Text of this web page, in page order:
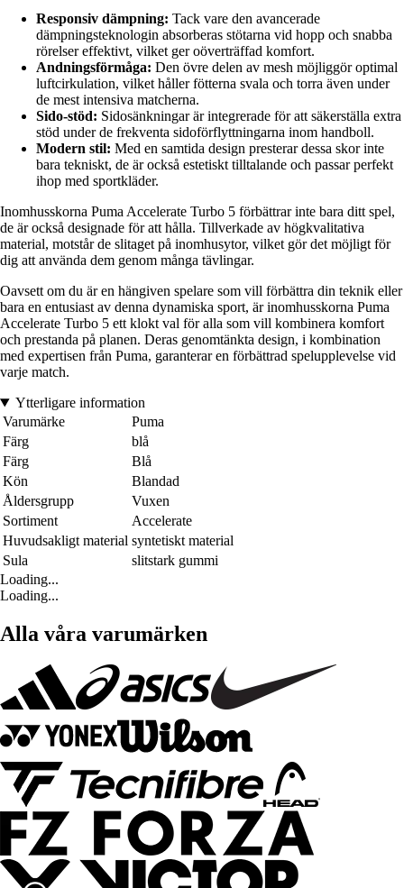
Responsiv dämpning: Tack vare den avancerade
dämpningsteknologin absorberas stötarna vid hopp och snabba
rörelser effektivt, vilket ger oöverträffad komfort.
Andningsförmåga: Den övre delen av mesh möjliggör optimal
luftcirkulation, vilket håller fötterna svala och torra även under
de mest intensiva matcherna.
Sido-stöd: Sidosänkningar är integrerade för att säkerställa extra
stöd under de frekventa sidoförflyttningarna inom handboll.
Modern stil: Med en samtida design presterar dessa skor inte
bara tekniskt, de är också estetiskt tilltalande och passar perfekt
ihop med sportkläder.
Inomhusskorna Puma Accelerate Turbo 5 förbättrar inte bara ditt spel,
de är också designade för att hålla. Tillverkade av högkvalitativa
material, motstår de slitaget på inomhusytor, vilket gör det möjligt för
dig att använda dem genom många tävlingar.
Oavsett om du är en hängiven spelare som vill förbättra din teknik eller
bara en entusiast av denna dynamiska sport, är inomhusskorna Puma
Accelerate Turbo 5 ett klokt val för alla som vill kombinera komfort
och prestanda på planen. Deras genomtänkta design, i kombination
med expertisen från Puma, garanterar en förbättrad spelupplevelse vid
varje match.
Ytterligare information
Varumärke
Puma
Färg
blå
Färg
Blå
Kön
Blandad
Åldersgrupp
Vuxen
Sortiment
Accelerate
Huvudsakligt material syntetiskt material
Sula
slitstark gummi
Loading...
Loading...
Alla våra varumärken